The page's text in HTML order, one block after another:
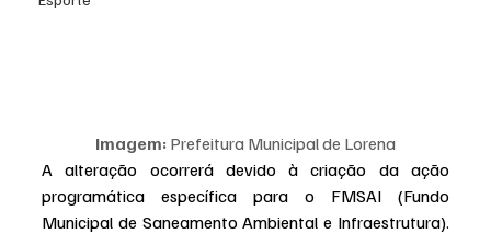
Imagem: Prefeitura Municipal de Lorena
A alteração ocorrerá devido à criação da ação
programática específica para o FMSAI (Fundo
Municipal de Saneamento Ambiental e Infraestrutura).